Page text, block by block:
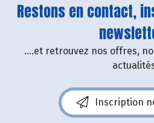
Restons en contact,
....et retrouvez nos offres,
Inscription